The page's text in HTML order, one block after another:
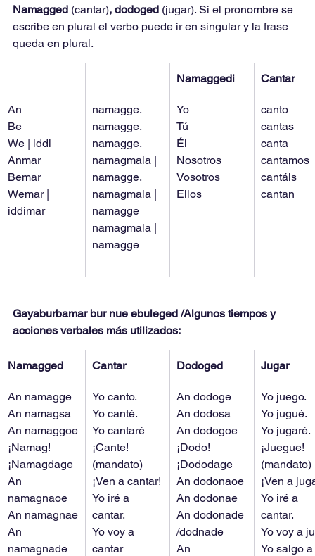
Namagged (cantar), dodoged (jugar). Si el pronombre se
escribe en plural el verbo puede ir en singular y la frase
queda en plural.
Namaggedi Cantar
An
Be
We | iddi
Anmar
Bemar
Wemar |
iddimar
namagge.
namagge.
namagge.
namagmala |
namagge.
namagmala |
namagge
namagmala |
namagge
Yo
Tú
Él
Nosotros
Vosotros
Ellos
canto
cantas
canta
cantamos
cantáis
cantan
Gayaburbamar bur nue ebuleged /Algunos tiempos y
acciones verbales más utilizados:
Namagged Cantar Dodoged Jugar
An namagge
An namagsa
An namaggoe
¡Namag!
¡Namagdage
An
namagnaoe
An namagnae
An
namagnade
Yo canto.
Yo canté.
Yo cantaré
¡Cante!
(mandato)
¡Ven a cantar!
Yo iré a
cantar.
Yo voy a
cantar
An dodoge
An dodosa
An dodogoe
¡Dodo!
¡Dododage
An dodonaoe
An dodonae
An dodonade
/dodnade
An
Yo juego.
Yo jugué.
Yo jugaré.
¡Juegue!
(mandato)
¡Ven a
Yo iré a
cantar.
Yo voy a
Yo salgo a